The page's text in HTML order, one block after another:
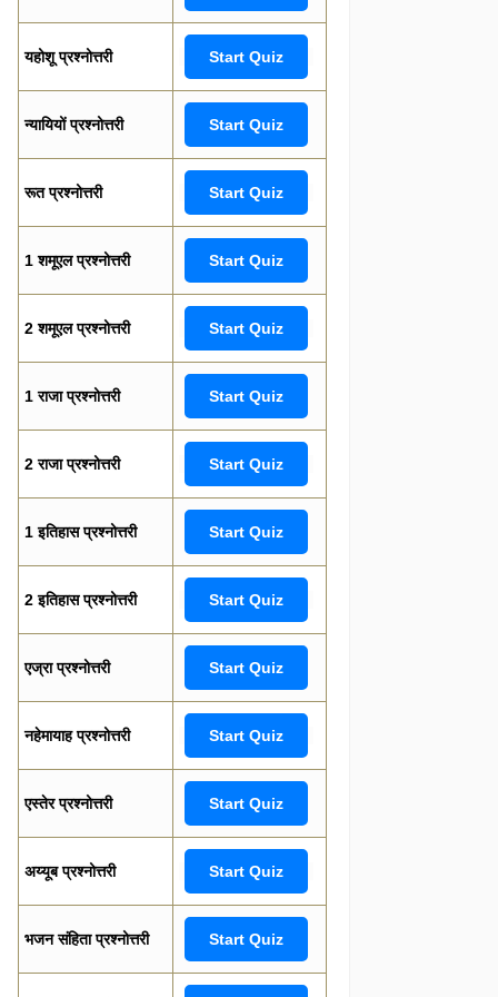
यहोशू प्रश्नोत्तरी Start Quiz
न्यायियों प्रश्नोत्तरी Start Quiz
रूत प्रश्नोत्तरी Start Quiz
1 शमूएल प्रश्नोत्तरी Start Quiz
2 शमूएल प्रश्नोत्तरी Start Quiz
1 राजा प्रश्नोत्तरी Start Quiz
2 राजा प्रश्नोत्तरी Start Quiz
1 इतिहास प्रश्नोत्तरी Start Quiz
2 इतिहास प्रश्नोत्तरी Start Quiz
एज्रा प्रश्नोत्तरी Start Quiz
नहेमायाह प्रश्नोत्तरी Start Quiz
एस्तेर प्रश्नोत्तरी Start Quiz
अय्यूब प्रश्नोत्तरी Start Quiz
भजन संहिता प्रश्नोत्तरी Start Quiz